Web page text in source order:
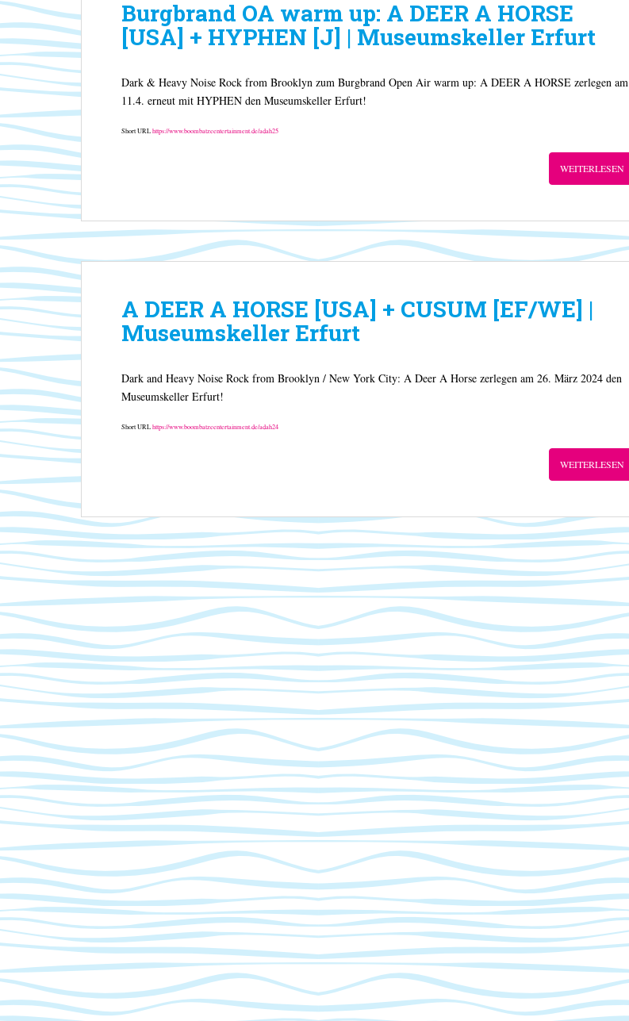
Burgbrand OA warm up: A DEER A HORSE
[USA] + HYPHEN [J] | Museumskeller Erfurt
Dark & Heavy Noise Rock from Brooklyn zum Burgbrand Open Air warm up: A DEER A HORSE zerlegen am
11.4. erneut mit HYPHEN den Museumskeller Erfurt!
Short URLhttps://www.boombatzeentertainment.de/adah25
WEITERLESEN
A DEER A HORSE [USA] + CUSUM [EF/WE] |
Museumskeller Erfurt
Dark and Heavy Noise Rock from Brooklyn / New York City: A Deer A Horse zerlegen am 26. März 2024 den
Museumskeller Erfurt!
Short URLhttps://www.boombatzeentertainment.de/adah24
WEITERLESEN